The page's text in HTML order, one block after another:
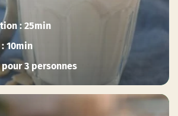
: 25min
10min
3 personnes